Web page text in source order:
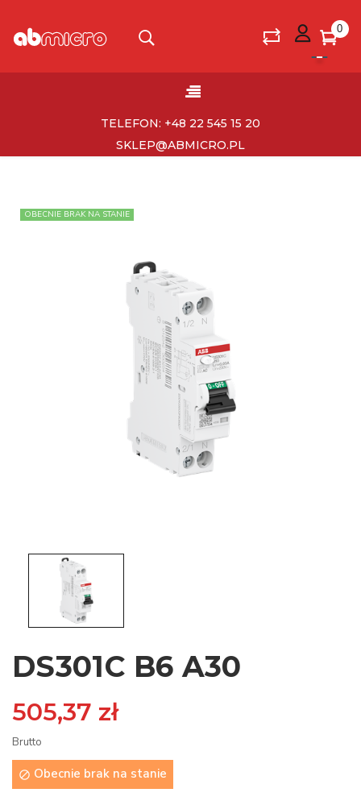
0
Toggle
☰
TELEFON: +48 22 545 15 20
SKLEP@ABMICRO.PL
OBECNIE BRAK NA STANIE
DS301C B6 A30
505,37 zł
Brutto
 Obecnie brak na stanie